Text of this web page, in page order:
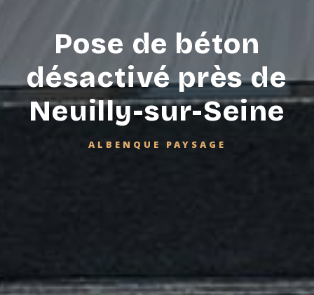
Pose de béton
désactivé près de
Neuilly-sur-Seine
ALBENQUE PAYSAGE